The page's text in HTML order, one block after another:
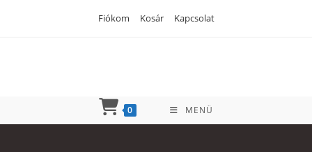
Fiókom Kosár Kapcsolat
0 MENÜ